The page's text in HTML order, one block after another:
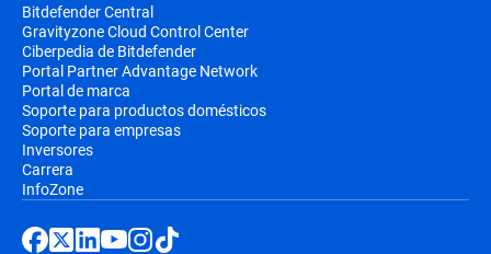
Bitdefender Central
Gravityzone Cloud Control Center
Ciberpedia de Bitdefender
Portal Partner Advantage Network
Portal de marca
Soporte para productos domésticos
Soporte para empresas
Inversores
Carrera
InfoZone